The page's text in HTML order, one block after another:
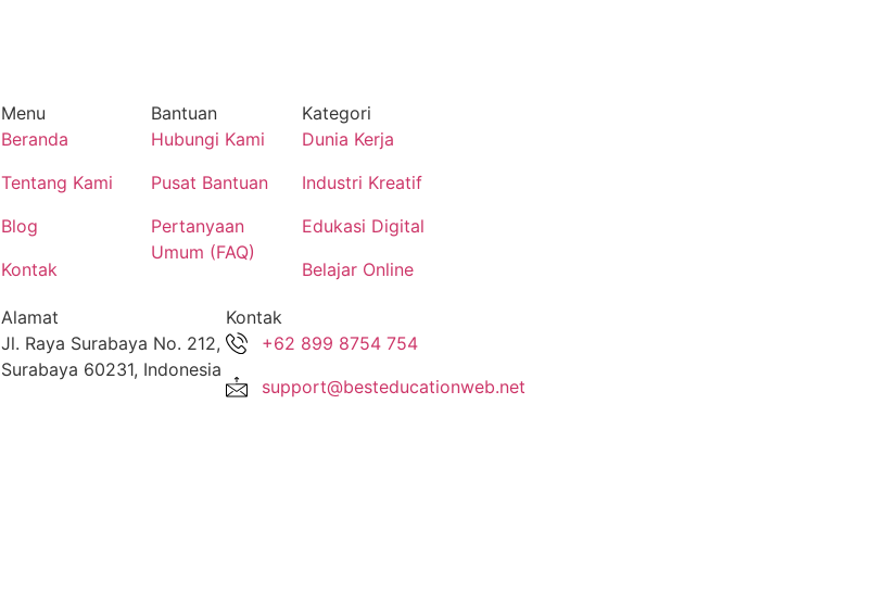
Menu
Beranda
Tentang Kami
Blog
Kontak
Bantuan
Hubungi Kami
Pusat Bantuan
Pertanyaan
Umum (FAQ)
Kategori
Dunia Kerja
Industri Kreatif
Edukasi Digital
Belajar Online
Alamat
Jl. Raya Surabaya No. 212,
Surabaya 60231, Indonesia
Kontak
+62 899 8754 754
support@besteducationweb.net